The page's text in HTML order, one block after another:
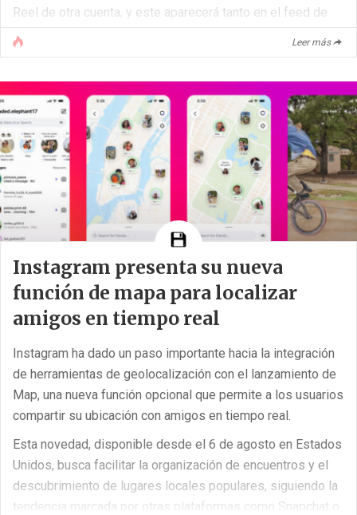
Reel de otra cuenta, y este aparecerá tanto en el feed de
sus amigos como en la pestaña de “amigos” de Reels, que
ahora se ha extendido a todo el mundo.
Además, Instagram incorporará una pestaña específica de
“Reposts” en el perfil de [...]
Leer más
Instagram presenta su nueva
función de mapa para localizar
amigos en tiempo real
Instagram ha dado un paso importante hacia la integración
de herramientas de geolocalización con el lanzamiento de
Map, una nueva función opcional que permite a los usuarios
compartir su ubicación con amigos en tiempo real.
Esta novedad, disponible desde el 6 de agosto en Estados
Unidos, busca facilitar la organización de encuentros y el
descubrimiento de lugares locales populares, siguiendo la
tendencia marcada por otras plataformas como Snapchat o